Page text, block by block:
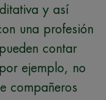
y así
una profesión
contar
ejemplo, no
compañeros